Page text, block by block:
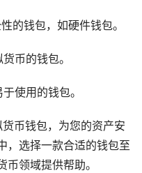
的钱包，如硬件钱包。
币的钱包。
使用的钱包。
币钱包，为您的资产安
，选择一款合适的钱包至
领域提供帮助。